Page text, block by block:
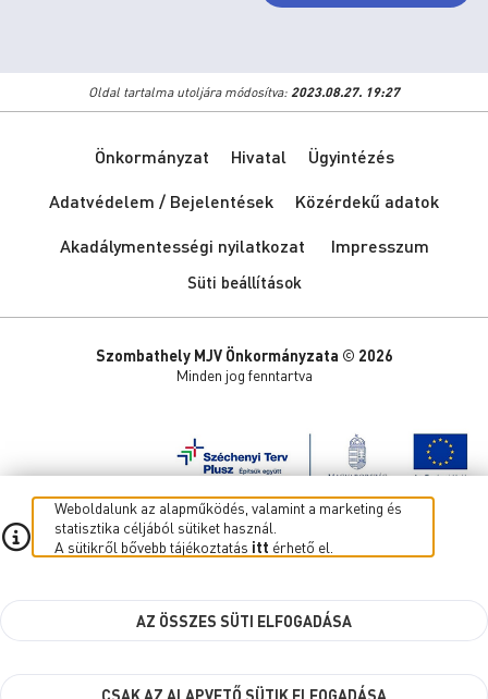
Oldal tartalma utoljára módosítva: 2023.08.27. 19:27
Önkormányzat Hivatal
Ügyintézés
Adatvédelem / Bejelentések
Közérdekű adatok
Akadálymentességi nyilatkozat
Impresszum
Süti beállítások
Szombathely MJV Önkormányzata © 2026
Minden jog fenntartva
Weboldalunk az alapműködés, valamint a marketing és
statisztika céljából sütiket használ.
A sütikről bővebb tájékoztatás itt érhető el.
AZ ÖSSZES SÜTI ELFOGADÁSA
CSAK AZ ALAPVETŐ SÜTIK ELFOGADÁSA